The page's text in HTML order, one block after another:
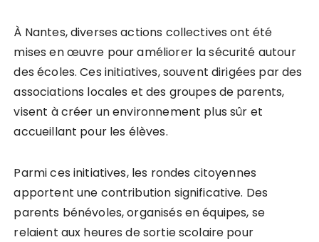
À Nantes, diverses actions collectives ont été
mises en œuvre pour améliorer la sécurité autour
des écoles. Ces initiatives, souvent dirigées par des
associations locales et des groupes de parents,
visent à créer un environnement plus sûr et
accueillant pour les élèves.
Parmi ces initiatives, les rondes citoyennes
apportent une contribution significative. Des
parents bénévoles, organisés en équipes, se
relaient aux heures de sortie scolaire pour